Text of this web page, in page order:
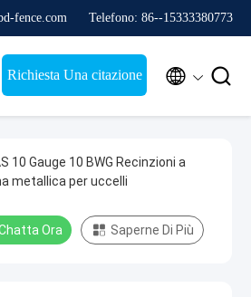
fence.com Telefono: 86--15333380773
Richiesta Una citazione  
10 Gauge 10 BWG Recinzioni a
metallica per uccelli
Ora Saperne Di Più